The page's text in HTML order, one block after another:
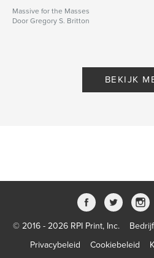
Massive for the Masses
Door Gregory S. Britton
BEKIJK
© 2016 - 2026 RPI Print, Inc. Bedrijf
Privacybeleid
Cookiebeleid